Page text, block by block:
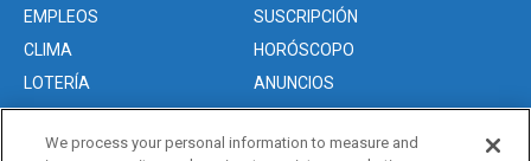
EMPLEOS
SUSCRIPCIÓN
CLIMA
HORÓSCOPO
LOTERÍA
ANUNCIOS
We process your personal information to measure and